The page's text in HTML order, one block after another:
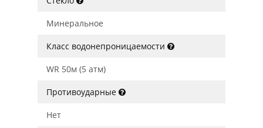
Минеральное
Класс водонепроницаемости
WR 50м (5 атм)
Противоударные
Нет